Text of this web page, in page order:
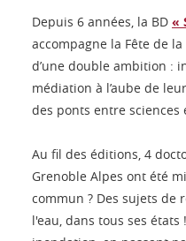
Depuis 6 années, la BD «
accompagne la Fête de
d’une double ambition :
médiation à l’aube de
des ponts entre sciences
Au fil des éditions, 4
Grenoble Alpes ont été
commun ? Des sujets de
l'eau, dans tous ses